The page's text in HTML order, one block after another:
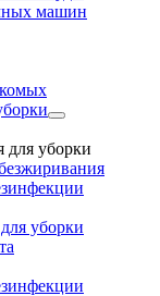
машин
для уборки
уборки